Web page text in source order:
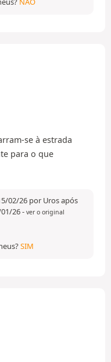
se à estrada
para o que
02/26 por Uros após
26- ver o original
SIM